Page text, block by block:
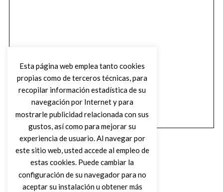
Esta página web emplea tanto cookies
propias como de terceros técnicas, para
recopilar información estadística de su
navegación por Internet y para
mostrarle publicidad relacionada con sus
gustos, así como para mejorar su
experiencia de usuario. Al navegar por
este sitio web, usted accede al empleo de
estas cookies. Puede cambiar la
configuración de su navegador para no
aceptar su instalación u obtener más